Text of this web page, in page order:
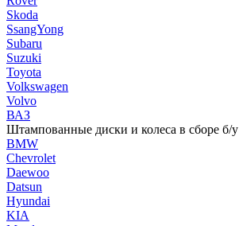
Skoda
SsangYong
Subaru
Suzuki
Toyota
Volkswagen
Volvo
ВАЗ
Штампованные диски и колеса в сборе б/у
BMW
Chevrolet
Daewoo
Datsun
Hyundai
KIA